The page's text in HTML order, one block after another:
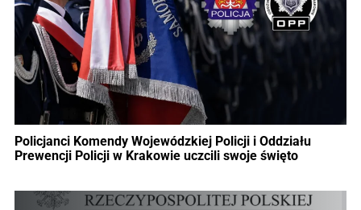
Policjanci Komendy Wojewódzkiej Policji i Oddziału
Prewencji Policji w Krakowie uczcili swoje święto